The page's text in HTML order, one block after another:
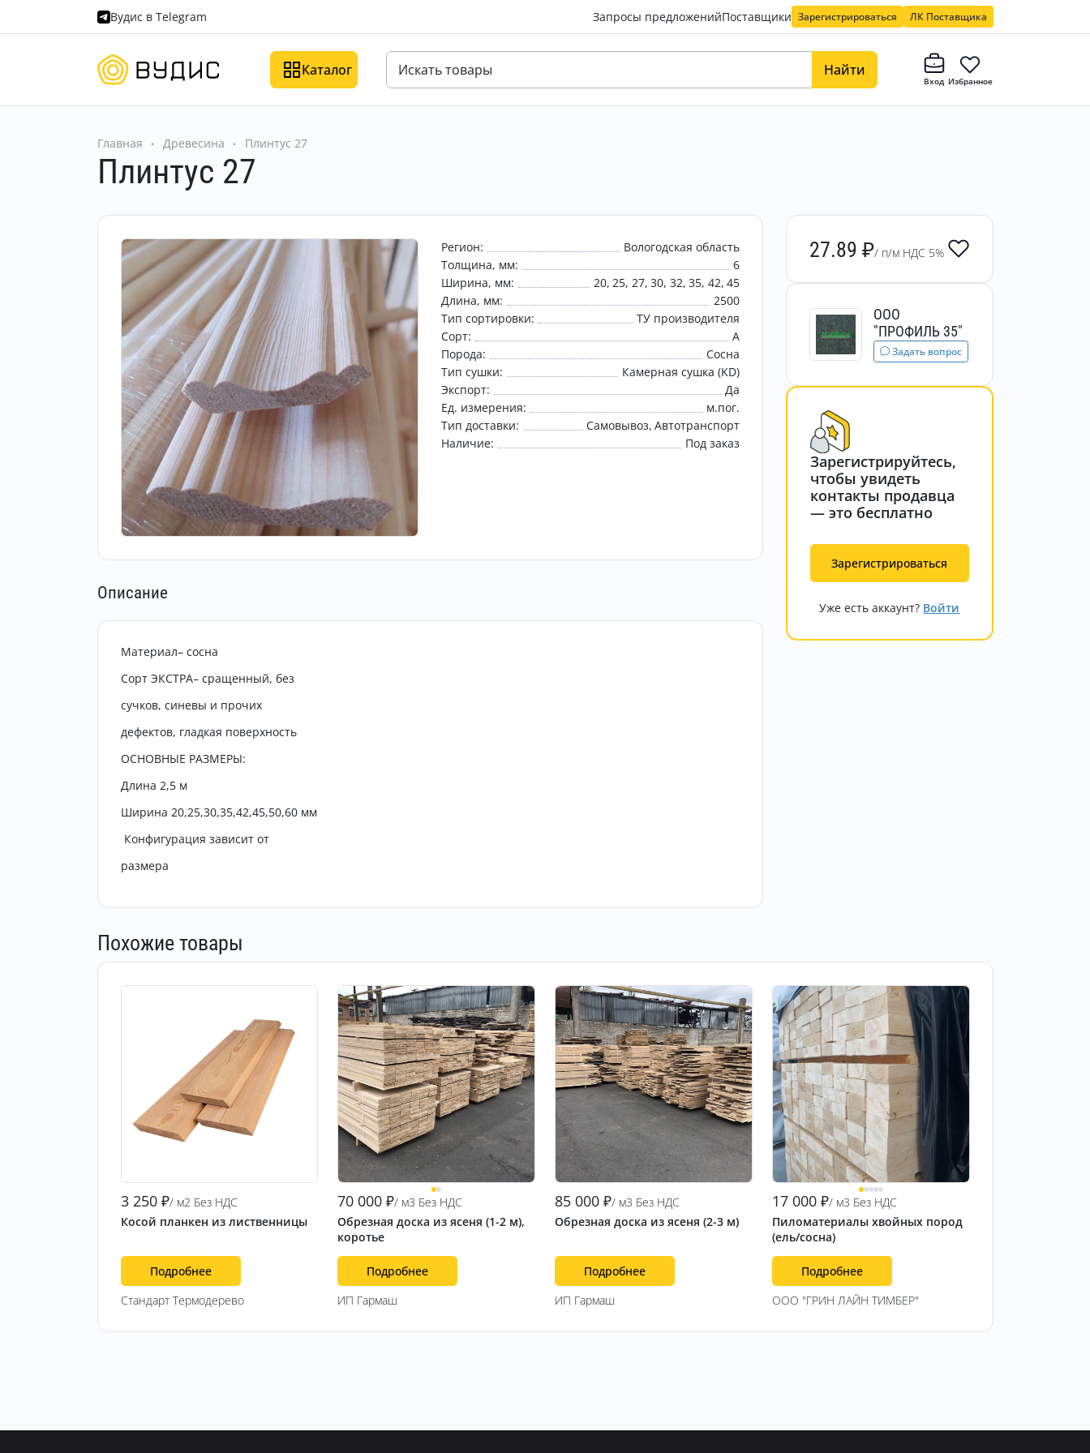
Вудис в Telegram Запросы предложенийПоставщики Зарегистрироваться ЛК Поставщика
Каталог Найти
Вход Избранное
Главная Древесина Плинтус 27
Плинтус 27
Регион:
Вологодская область
Толщина, мм:
6
Ширина, мм:
20 25 27 30 32 35 42 45
Длина, мм:
2500
Тип сортировки:
ТУ производителя
Сорт:
A
Порода:
Сосна
Тип сушки:
Камерная сушка (KD)
Экспорт:
Да
Ед. измерения:
м.пог.
Тип доставки:
Самовывоз Автотранспорт
Наличие:
Под заказ
Описание
Материал– сосна
Сорт ЭКСТРА– сращенный, без
сучков, синевы и прочих
дефектов, гладкая поверхность
ОСНОВНЫЕ РАЗМЕРЫ:
Длина 2,5 м
Ширина 20,25,30,35,42,45,50,60 мм
Конфигурация зависит от
размера
27.89 ₽/ п/м НДС 5%
ООО
"ПРОФИЛЬ 35"
Задать вопрос
Зарегистрируйтесь,
чтобы увидеть
контакты продавца
— это бесплатно
Зарегистрироваться
Уже есть аккаунт? Войти
Похожие товары
3 250 ₽/ м2 Без НДС
Косой планкен из лиственницы
Подробнее
Стандарт Термодерево
70 000 ₽/ м3 Без НДС
Обрезная доска из ясеня (1-2 м),
коротье
Подробнее
ИП Гармаш
85 000 ₽/ м3 Без НДС
Обрезная доска из ясеня (2-3 м)
Подробнее
ИП Гармаш
17 000 ₽/ м3 Без НДС
Пиломатериалы хвойных пород
(ель/сосна)
Подробнее
ООО "ГРИН ЛАЙН ТИМБЕР"